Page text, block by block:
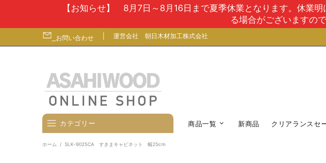
【お知らせ】 8月7日～8月16日まで夏季休業となります。休業
る場合がございますの
お問い合わせ 運営会社 朝日木材加工株式会社
カテゴリー
壁寄せテレビスタンド
商品一覧 新商品 クリアランスセ
ホーム SLK-9025CA すきまキャビネット 幅25cm